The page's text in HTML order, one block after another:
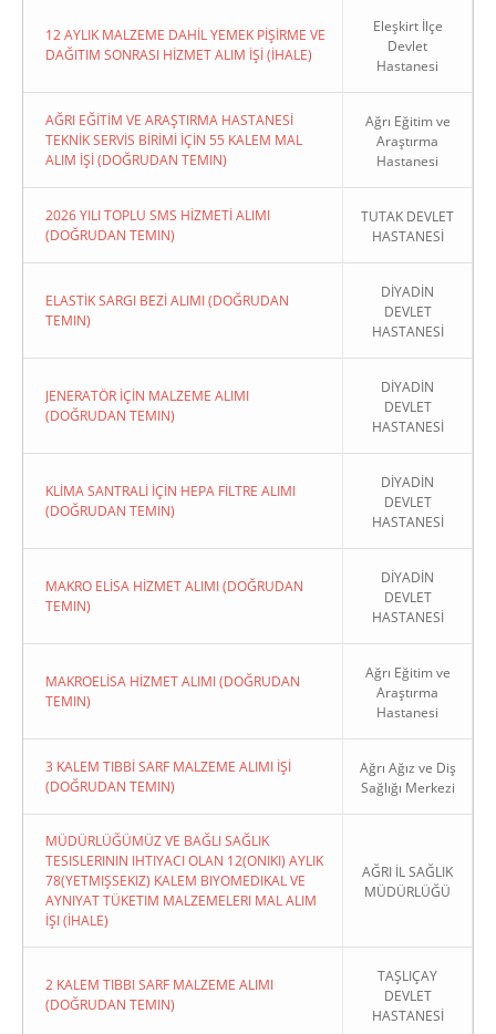
12 AYLIK MALZEME DAHİL YEMEK PİŞİRME VE
DAĞITIM SONRASI HİZMET ALIM İŞİ (İHALE)
Eleşkirt İlçe
Devlet
Hastanesi
AĞRI EĞİTİM VE ARAŞTIRMA HASTANESİ
TEKNİK SERVİS BİRİMİ İÇİN 55 KALEM MAL
ALIM İŞİ (DOĞRUDAN TEMIN)
Ağrı Eğitim ve
Araştırma
Hastanesi
2026 YILI TOPLU SMS HİZMETİ ALIMI
(DOĞRUDAN TEMIN)
TUTAK DEVLET
HASTANESİ
ELASTİK SARGI BEZİ ALIMI (DOĞRUDAN
TEMIN)
DİYADİN
DEVLET
HASTANESİ
JENERATÖR İÇİN MALZEME ALIMI
(DOĞRUDAN TEMIN)
DİYADİN
DEVLET
HASTANESİ
KLİMA SANTRALİ İÇİN HEPA FİLTRE ALIMI
(DOĞRUDAN TEMIN)
DİYADİN
DEVLET
HASTANESİ
MAKRO ELİSA HİZMET ALIMI (DOĞRUDAN
TEMIN)
DİYADİN
DEVLET
HASTANESİ
MAKROELİSA HİZMET ALIMI (DOĞRUDAN
TEMIN)
Ağrı Eğitim ve
Araştırma
Hastanesi
3 KALEM TIBBİ SARF MALZEME ALIMI İŞİ
(DOĞRUDAN TEMIN)
Ağrı Ağız ve Diş
Sağlığı Merkezi
MÜDÜRLÜĞÜMÜZ VE BAĞLI SAĞLIK
TESISLERININ IHTIYACI OLAN 12(ONIKI) AYLIK
78(YETMIŞSEKIZ) KALEM BIYOMEDIKAL VE
AYNIYAT TÜKETIM MALZEMELERI MAL ALIM
İŞI (İHALE)
AĞRI İL SAĞLIK
MÜDÜRLÜĞÜ
2 KALEM TIBBI SARF MALZEME ALIMI
(DOĞRUDAN TEMIN)
TAŞLIÇAY
DEVLET
HASTANESİ